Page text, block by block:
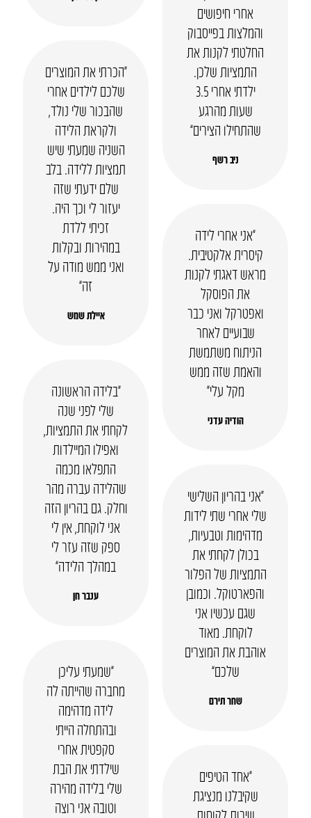
אחרי חיפושים
והמלצות בפייסבוק
החלטתי לקנות את
התמציות שלכן.
ילדתי אחרי 3.5
שעות מהרגע
שהתחילו הצירים”
ניב רשף
“הכרתי את המוצרים
שלכם לילדים אחרי
שהבכור שלי נולד,
ולקראת הלידה
השניה שמעתי שיש
תמציות ללידה. בלב
שלם ידעתי שזה
יעזור לי וכך היה.
זכיתי ללדת
במהירות ובקלות
ואני ממש מודה על
זה”
איילת שמש
“אני אחרי לידה
קיסרית אלקטיבית.
מראש דאגתי לקנות
את הפוסקל
ואפטרקל ואני כבר
שבועיים לאחר
הניתוח משתמשת
והאמת שזה ממש
מקל עלי״
הודיה עדני
“בלידה הראשונה
שלי לפני שנה
לקחתי את התמציות,
ואפילו המיילדות
התפלאו מכמה
שהלידה עברה מהר
וחלק. גם בהריון הזה
אני לוקחת, אין לי
ספק שזה עזר לי
במהלך הלידה”
ענבר חן
“אני בהריון השלישי
שלי אחרי שתי לידות
מדהימות וטבעיות,
בכולן לקחתי את
התמציות של הפלור
והפארטוקל. וכמובן
שגם עכשיו אני
לוקחת. מאוד
אוהבת את המוצרים
שלכם”
שחר תירם
“שמעתי עליכן
מחברה שהייתה לה
לידה מדהימה
ובהתחלה הייתי
סקפטית אחרי
שילדתי את הבת
שלי בלידה מהירה
וטובה אני רוצה
“אחד הטיפים
שקיבלנו מנציגת